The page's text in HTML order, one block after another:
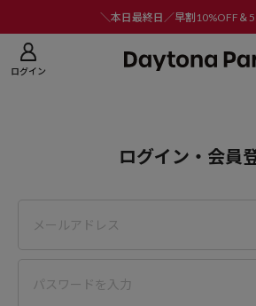
＼本日最終日／早割10%OFF＆
ログイン
ログイン・会員